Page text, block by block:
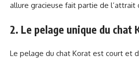
allure gracieuse fait partie de
2. Le pelage unique du chat
Le pelage du chat Korat est court et